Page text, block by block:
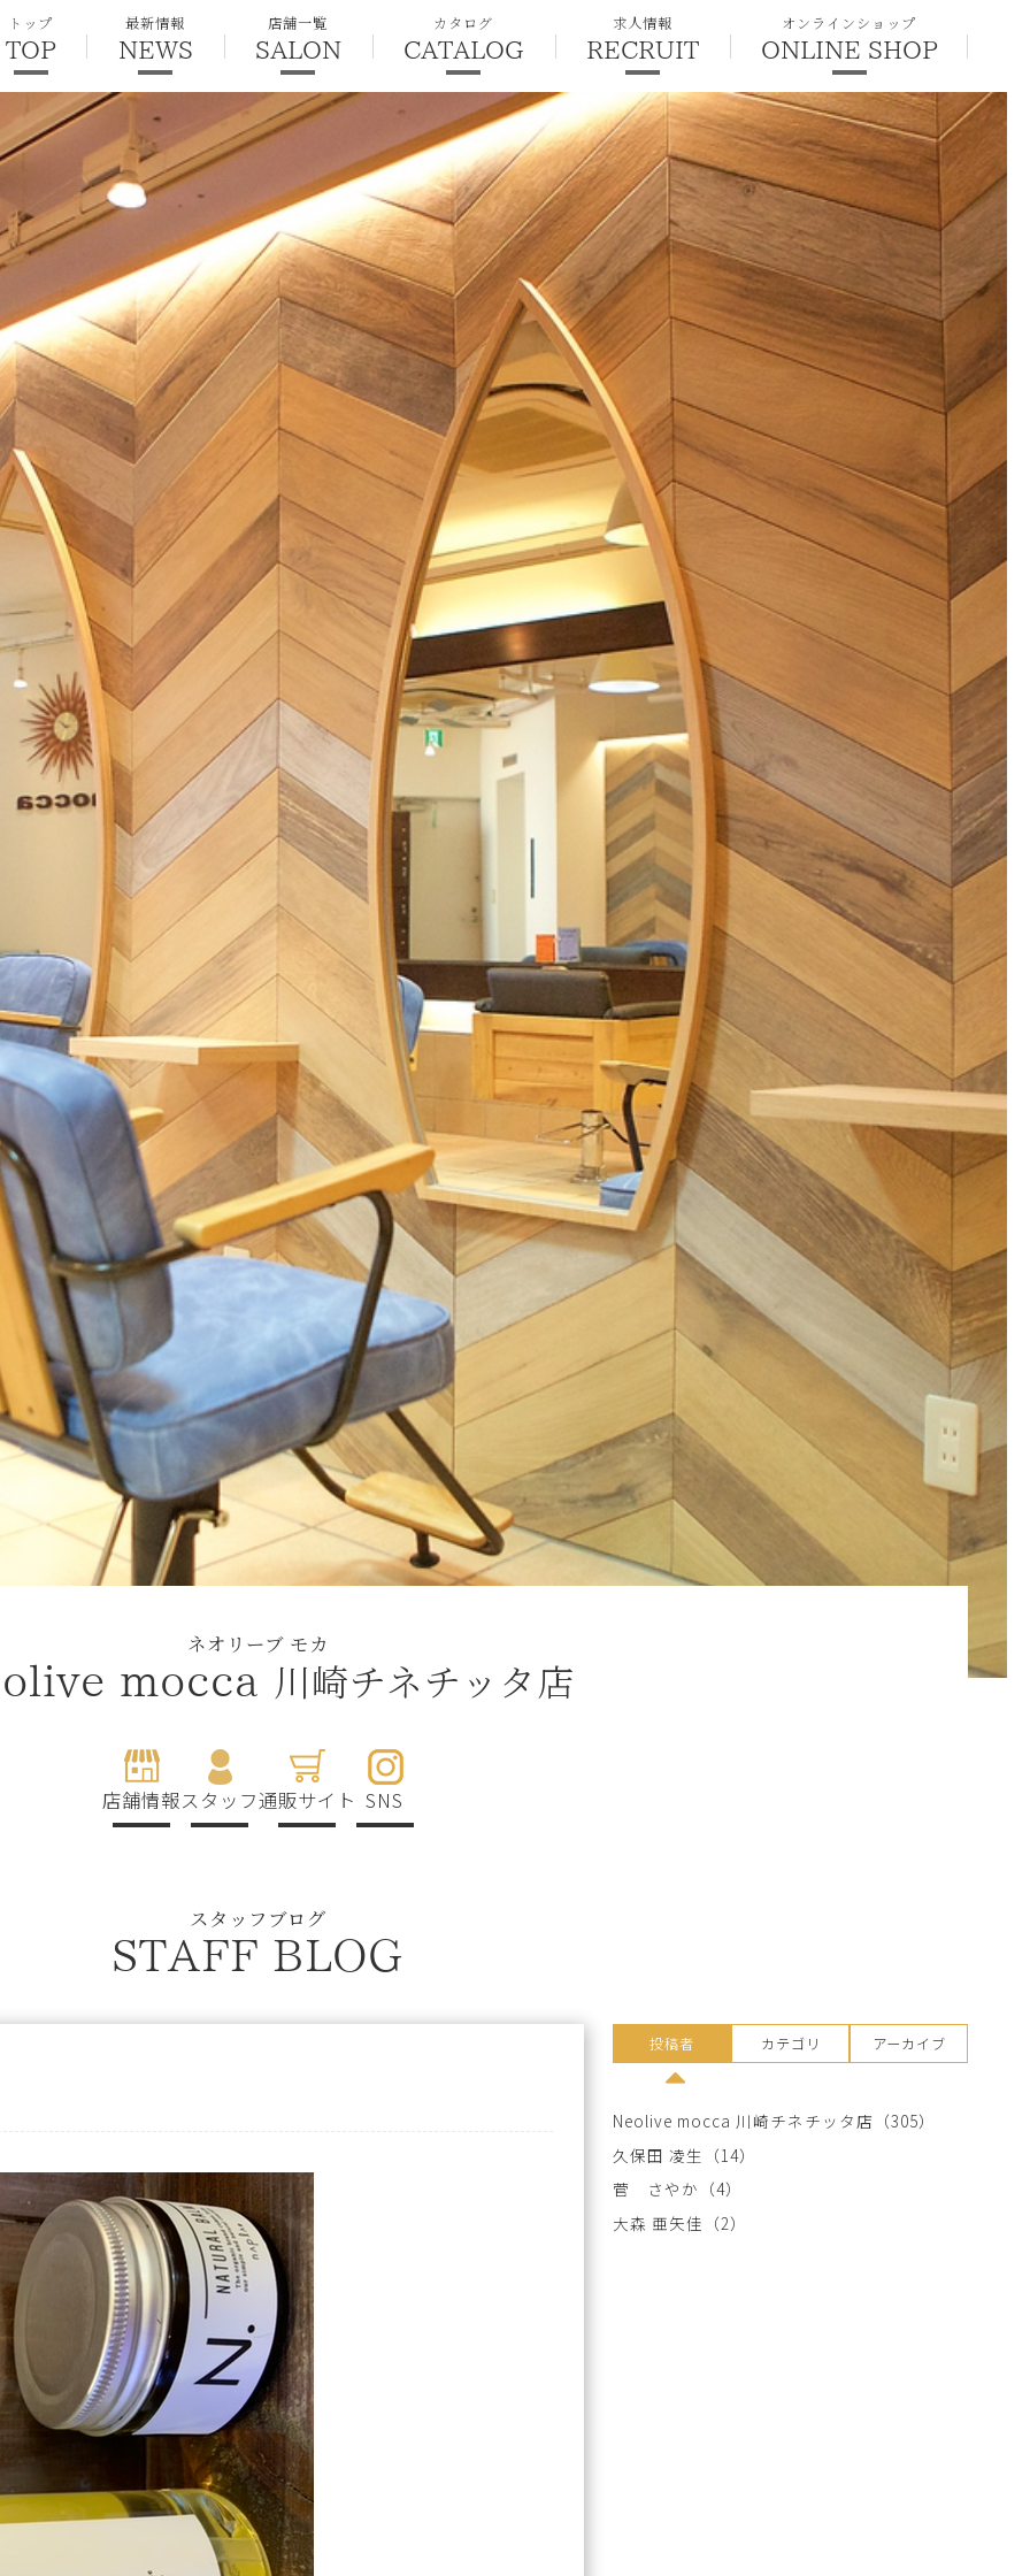
トップ
TOP
最新情報
NEWS
店舗一覧
SALON
カタログ
CATALOG
求人情報
RECRUIT
オンラインショップ
ONLINE SHOP
ネオリーブ モカ
mocca 川崎チネチッタ店
店舗情報スタッフ通販サイト SNS
スタッフブログ
STAFF BLOG
投稿者 カテゴリ アーカイブ
Neolive mocca 川崎チネチッタ店 （305）
久保田 凌生
（14）
菅 さやか （4）
大森 亜矢佳 （2）